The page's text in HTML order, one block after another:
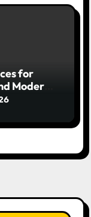
for
Modern